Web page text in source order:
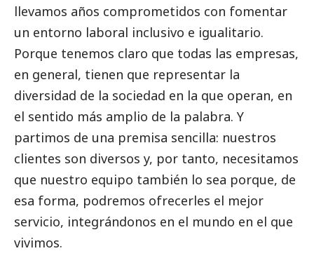
llevamos años comprometidos con fomentar
un entorno laboral inclusivo e igualitario.
Porque tenemos claro que todas las empresas,
en general, tienen que representar la
diversidad de la sociedad en la que operan, en
el sentido más amplio de la palabra. Y
partimos de una premisa sencilla: nuestros
clientes son diversos y, por tanto, necesitamos
que nuestro equipo también lo sea porque, de
esa forma, podremos ofrecerles el mejor
servicio, integrándonos en el mundo en el que
vivimos.